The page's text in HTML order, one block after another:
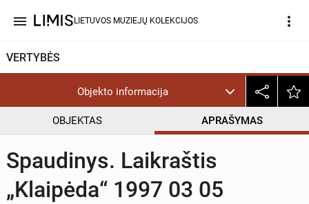
menu LIETUVOS MUZIEJŲ KOLEKCIJOS more_vert
VERTYBĖS
Objekto informacija
OBJEKTAS APRAŠYMAS
Spaudinys. Laikraštis
„Klaipėda“ 1997 03 05